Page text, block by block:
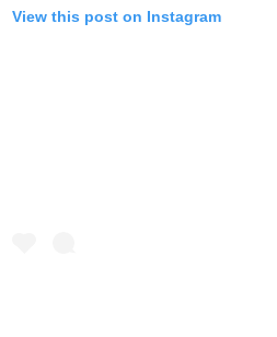
View this post on Instagram